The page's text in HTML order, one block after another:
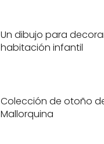
Un dibujo para
habitación infantil
Colección de otoño
Mallorquina